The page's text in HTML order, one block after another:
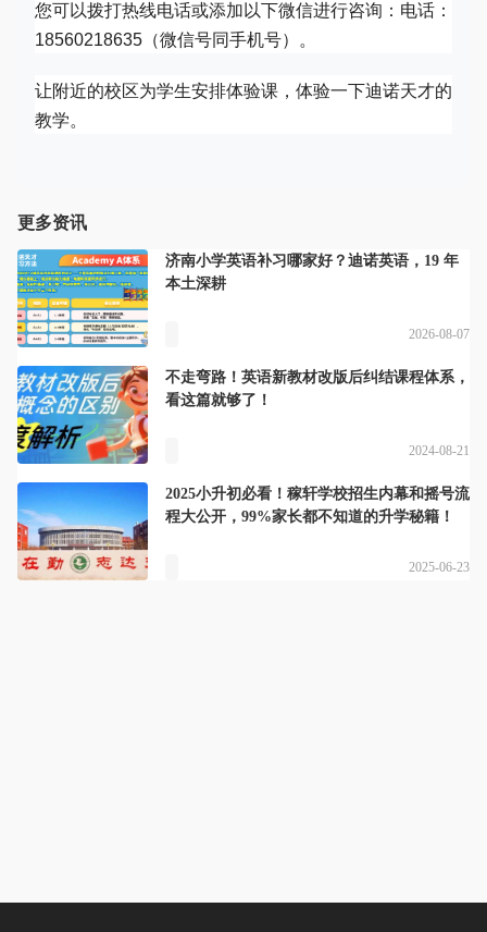
您可以拨打热线电话或添加以下微信进行咨询：电话：
18560218635（微信号同手机号）。
让附近的校区为学生安排体验课，体验一下迪诺天才的
教学。
更多资讯
济南小学英语补习哪家好？迪诺英语，19 年
本土深耕
2026-08-07
不走弯路！英语新教材改版后纠结课程体系，
看这篇就够了！
2024-08-21
2025小升初必看！稼轩学校招生内幕和摇号流
程大公开，99%家长都不知道的升学秘籍！
2025-06-23